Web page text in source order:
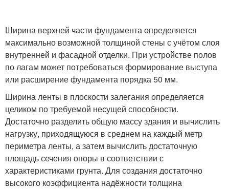
Ширина верхней части фундамента определяется
максимально возможной толщиной стены с учётом слоя
внутренней и фасадной отделки. При устройстве полов
по лагам может потребоваться формирование выступа
или расширение фундамента порядка 50 мм.
Ширина ленты в плоскости залегания определяется
целиком по требуемой несущей способности.
Достаточно разделить общую массу здания и вычислить
нагрузку, приходящуюся в среднем на каждый метр
периметра ленты, а затем вычислить достаточную
площадь сечения опоры в соответствии с
характеристиками грунта. Для создания достаточно
высокого коэффициента надёжности толщина